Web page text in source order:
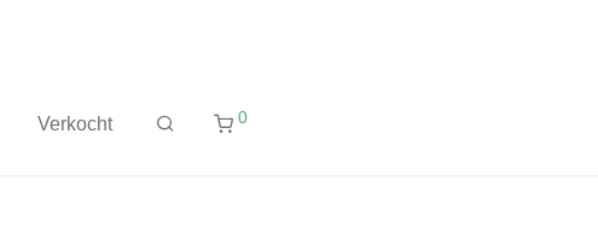
Verkocht 0